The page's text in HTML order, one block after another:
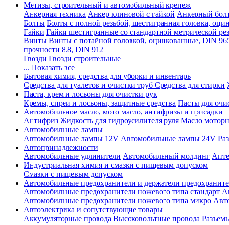
Метизы, строительный и автомобильный крепеж
Анкерная техника Анкер клиновой с гайкой Анкерный
Болты Болты с полной резьбой, шестигранная головка,
Гайки Гайки шестигранные со стандартной метрической
Винты Винты с потайной головкой, оцинкованные, DIN
прочности 8.8, DIN 912
Гвозди Гвозди строительные
... Показать все
Бытовая химия, средства для уборки и инвентарь
Средства для туалетов и очистки труб Средства для стирки
Паста, крем и лосьоны для очистки рук
Кремы, спреи и лосьоны, защитные средства Пасты для
Автомобильное масло, мото масло, антифризы и присадки
Антифриз Жидкость для гидроусилителя руля Масло
Автомобильные лампы
Автомобильные лампы 12V Автомобильные лампы 24V
Автопринадлежности
Автомобильные удлинители Автомобильный молдинг
Индустриальная химия и смазки с пищевым допуском
Смазки с пищевым допуском
Автомобильные предохранители и держатели
Автомобильные предохранители ножевого типа стандарт
Автомобильные предохранители ножевого типа микро
Автоэлектрика и сопутствующие товары
Аккумуляторные провода Высоковольтные провода